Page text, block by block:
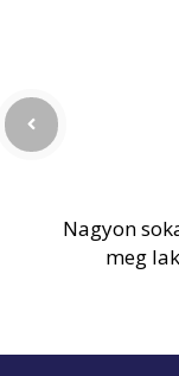
Nagyon
meg